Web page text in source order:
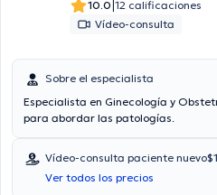
10.0|12 calificaciones
Vídeo-consulta
Sobre el especialista
Especialista en Ginecología y
para abordar las patologías.
Vídeo-consulta paciente nuevo
Ver todos los precios